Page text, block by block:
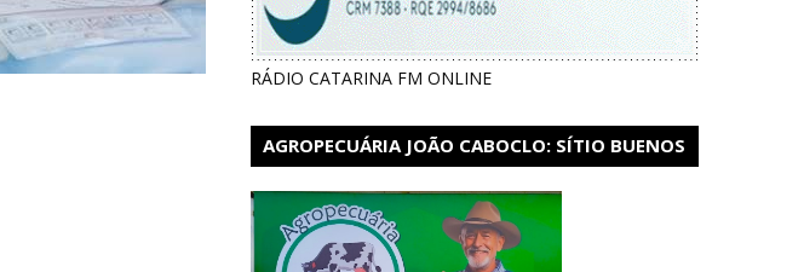
RÁDIO CATARINA FM ONLINE
AGROPECUÁRIA JOÃO CABOCLO: SÍTIO BUENOS